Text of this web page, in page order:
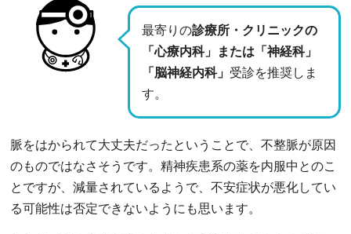
最寄りの診療所・クリニックの
「心療内科」または「神経科」
「脳神経内科」 受診を推奨しま
す。
脈をはかられて大丈夫だったということで、不整脈が原因
のものではなさそうです。精神疾患系の薬を内服中とのこ
とですが、減量されているようで、不安症状が悪化してい
る可能性は否定できないようにも思います。